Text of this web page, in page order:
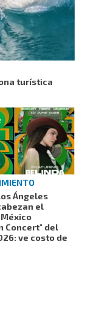
turística
Ángeles
el
Concert" del
ve costo de